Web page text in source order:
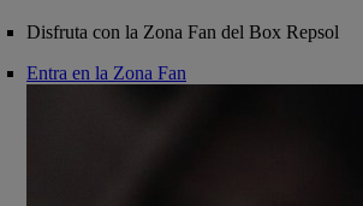
Disfruta con la Zona Fan del Box Repsol
Entra en la Zona Fan